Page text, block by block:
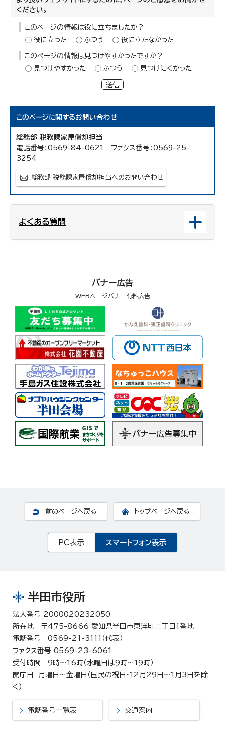
ください。
このページの情報は役に立ちましたか？
役に立った
ふつう 役に立たなかった
このページの情報は見つけやすかったですか？
見つけやすかった
ふつう 見つけにくかった
送信
このページに関するお問い合わせ
総務部 税務課家屋償却担当
電話番号：0569-84-0621 ファクス番号：0569-25-
3254
総務部 税務課家屋償却担当へのお問い合わせ
よくある質問
バナー広告
WEBページバナー有料広告
前のページへ戻る トップページへ戻る
PC表示 スマートフォン表示
半田市役所
法人番号 2000020232050
所在地 〒475-8666 愛知県半田市東洋町二丁目1番地
電話番号 0569-21-3111（代表）
ファクス番号 0569-23-6061
受付時間 9時～16時（水曜日は9時～19時）
開庁日 月曜日～金曜日（国民の祝日・12月29日～1月3日を除
く）
電話番号一覧表 交通案内